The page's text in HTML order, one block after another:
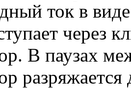
ток в
через
В паузах